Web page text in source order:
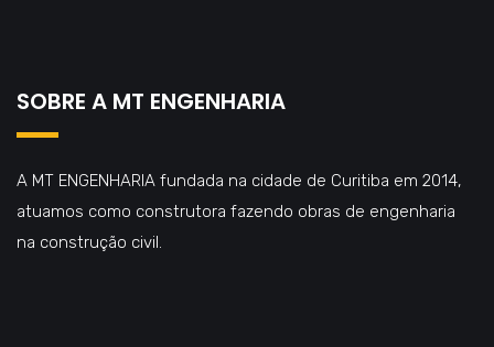
SOBRE A MT ENGENHARIA
A MT ENGENHARIA fundada na cidade de Curitiba em 2014,
atuamos como construtora fazendo obras de engenharia
na construção civil.